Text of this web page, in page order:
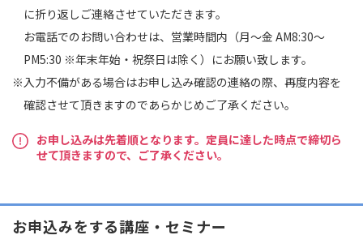
に折り返しご連絡させていただきます。
お電話でのお問い合わせは、営業時間内（月～金 AM8:30～
PM5:30 ※年末年始・祝祭日は除く）にお願い致します。
※入力不備がある場合はお申し込み確認の連絡の際、再度内容を
確認させて頂きますのであらかじめご了承ください。
お申し込みは先着順となります。定員に達した時点で締切ら
せて頂きますので、ご了承ください。
お申込みをする講座・セミナー